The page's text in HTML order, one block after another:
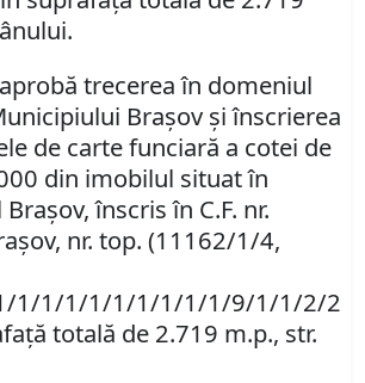
trecerea în domeniul
Braşov şi înscrierea
de carte funciară a cotei de
din imobilul situat în
înscris în C.F. nr.
nr. top. (11162/1/4,
1/1/1/1/1/1/1/1/1/9/1/1/2/2
totală de 2.719 m.p., str.